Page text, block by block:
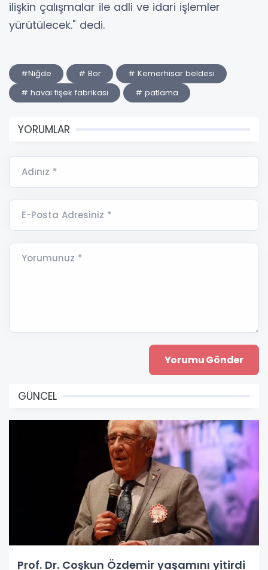
ilişkin çalışmalar ile adli ve idari işlemler
yürütülecek." dedi.
#Niğde # Bor
# Kemerhisar beldesi
# havai fişek fabrikası
# patlama
YORUMLAR
Adınız *
E-Posta Adresiniz *
Yorumunuz *
GÜNCEL
Prof. Dr. Coşkun Özdemir yaşamını yitirdi